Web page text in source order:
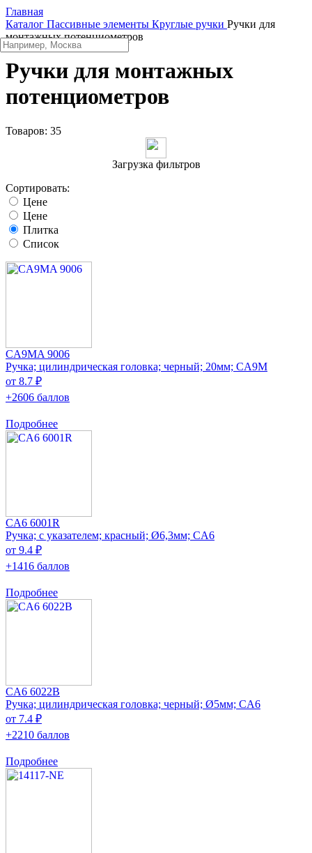
Главная
Каталог Пассивные элементы Круглые ручки Ручки для
монтажных потенциометров
Ручки для монтажных
потенциометров
Товаров: 35
Загрузка фильтров
Сортировать:
Цене
Цене
Плитка
Список
CA9MA 9006
Ручка; цилиндрическая головка; черный; 20мм; CA9M
от 8.7 ₽
+2606 баллов
Подробнее
CA6 6001R
Ручка; с указателем; красный; Ø6,3мм; CA6
от 9.4 ₽
+1416 баллов
Подробнее
CA6 6022B
Ручка; цилиндрическая головка; черный; Ø5мм; CA6
от 7.4 ₽
+2210 баллов
Подробнее